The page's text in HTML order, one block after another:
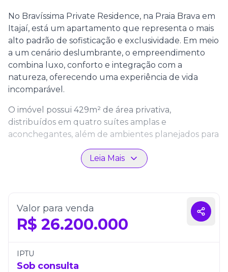
No Bravíssima Private Residence, na Praia Brava em
Itajaí, está um apartamento que representa o mais
alto padrão de sofisticação e exclusividade. Em meio
a um cenário deslumbrante, o empreendimento
combina luxo, conforto e integração com a
natureza, oferecendo uma experiência de vida
incomparável.
O imóvel possui 429m² de área privativa,
distribuídos em quatro suítes amplas e
aconchegantes, além de ambientes planejados para
garantir funcionalidade e bem-estar. Conta ainda
com quatro vagas de garagem, proporcionando
toda a praticidade que um lar desse nível exige.
elegância e comodidade em perfeita harmonia.
Viver no Bravíssima Private Residence é ter o
privilégio de desfrutar da exclusividade de um dos
frente ao mar da Praia Brava.
Leia Mais
Valor para venda
R$ 26.200.000
IPTU
Sob consulta